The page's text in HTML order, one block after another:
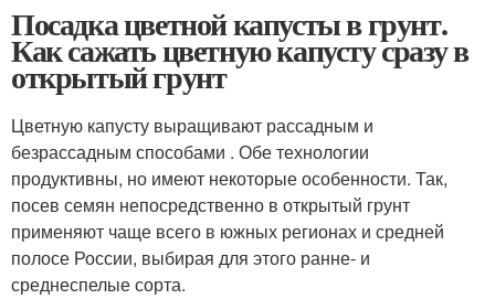
Посадка цветной капусты в грунт.
Как сажать цветную капусту сразу в
открытый грунт
Цветную капусту выращивают рассадным и
безрассадным способами . Обе технологии
продуктивны, но имеют некоторые особенности. Так,
посев семян непосредственно в открытый грунт
применяют чаще всего в южных регионах и средней
полосе России, выбирая для этого ранне- и
среднеспелые сорта.